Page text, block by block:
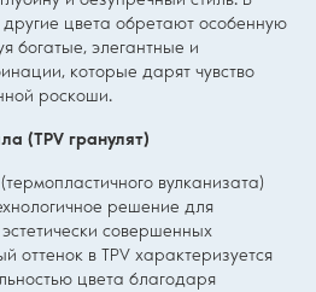
цвета обретают особенную
богатые, элегантные и
которые дарят чувство
роскоши.
(TPV гранулят)
вулканизата)
решение для
совершенных
оттенок в TPV характеризуется
цвета благодаря